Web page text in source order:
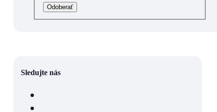
Odoberať
Sledujte nás